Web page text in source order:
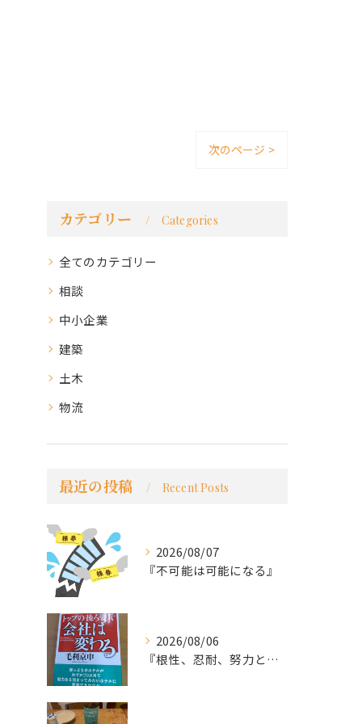
次のページ >
カテゴリー Categories
全てのカテゴリー
相談
中小企業
建築
土木
物流
最近の投稿 Recent Posts
2026/08/07
『不可能は可能になる』
2026/08/06
『根性、忍耐、努力という言葉は死語なのか』